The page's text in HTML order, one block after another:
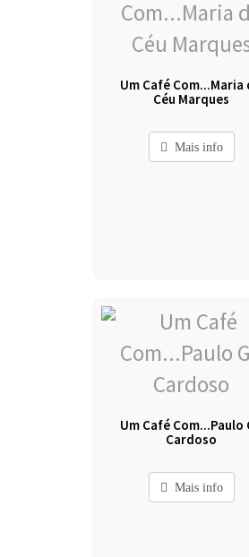
Um Café Com...Maria
Céu Marques
Mais info
Um Café Com...Paulo
Cardoso
Mais info